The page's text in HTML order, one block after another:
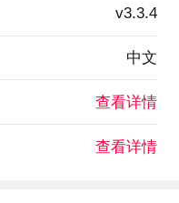
v3.3.4
中文
查看详情
查看详情